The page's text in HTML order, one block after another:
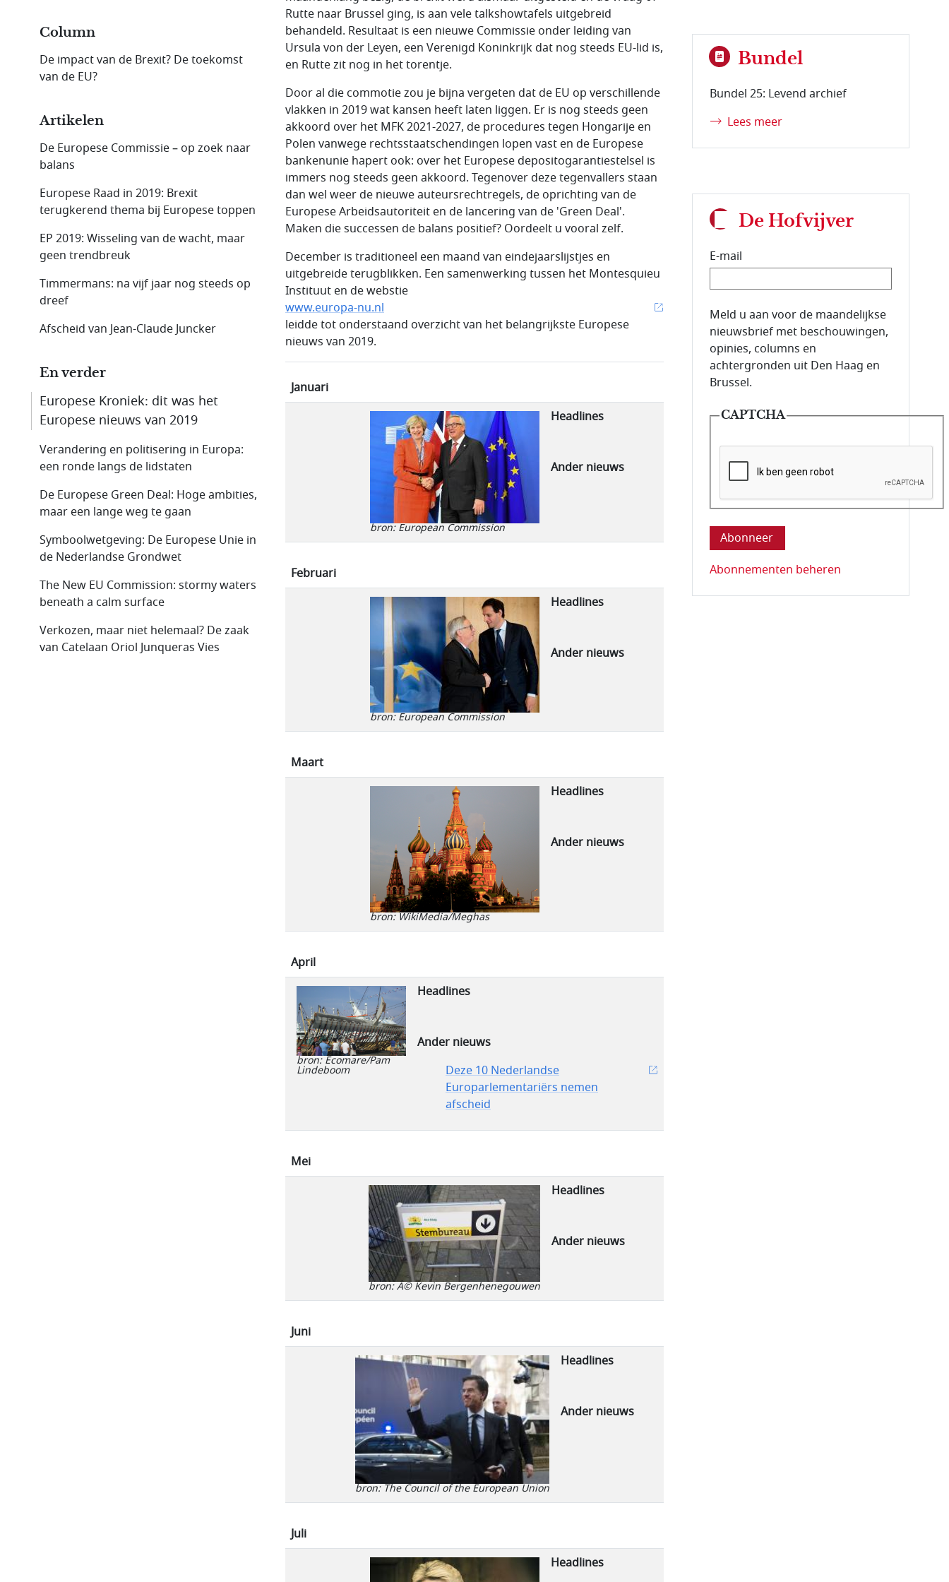
Rutte naar Brussel ging, is aan vele talkshowtafels uitgebreid
behandeld. Resultaat is een nieuwe Commissie onder leiding van
Ursula von der Leyen, een Verenigd Koninkrijk dat nog steeds EU-lid is,
en Rutte zit nog in het torentje.
Door al die commotie zou je bijna vergeten dat de EU op verschillende
vlakken in 2019 wat kansen heeft laten liggen. Er is nog steeds geen
akkoord over het MFK 2021-2027, de procedures tegen Hongarije en
Polen vanwege rechtsstaatschendingen lopen vast en de Europese
bankenunie hapert ook: over het Europese depositogarantiestelsel is
immers nog steeds geen akkoord. Tegenover deze tegenvallers staan
dan wel weer de nieuwe auteursrechtregels, de oprichting van de
Europese Arbeidsautoriteit en de lancering van de 'Green Deal'.
Maken die successen de balans positief? Oordeelt u vooral zelf.
December is traditioneel een maand van eindejaarslijstjes en
uitgebreide terugblikken. Een samenwerking tussen het Montesquieu
Instituut en de webstie
www.europa-nu.nl
leidde tot onderstaand overzicht van het belangrijkste Europese
nieuws van 2019.
Januari
bron: European Commission
Headlines
Ander nieuws
Februari
bron: European Commission
Headlines
Ander nieuws
Maart
bron: WikiMedia/Meghas
Headlines
Ander nieuws
April
bron: Ecomare/Pam
Lindeboom
Headlines
Ander nieuws
Deze 10 Nederlandse
Europarlementariërs nemen
afscheid
Mei
bron: Â© Kevin Bergenhenegouwen
Headlines
Ander nieuws
Juni
bron: The Council of the European Union
Headlines
Ander nieuws
Juli
Headlines
Column
De impact van de Brexit? De toekomst
van de EU?
Artikelen
De Europese Commissie – op zoek naar
balans
Europese Raad in 2019: Brexit
terugkerend thema bij Europese toppen
EP 2019: Wisseling van de wacht, maar
geen trendbreuk
Timmermans: na vijf jaar nog steeds op
dreef
Afscheid van Jean-Claude Juncker
En verder
Europese Kroniek: dit was het
Europese nieuws van 2019
Verandering en politisering in Europa:
een ronde langs de lidstaten
De Europese Green Deal: Hoge ambities,
maar een lange weg te gaan
Symboolwetgeving: De Europese Unie in
de Nederlandse Grondwet
The New EU Commission: stormy waters
beneath a calm surface
Verkozen, maar niet helemaal? De zaak
van Catelaan Oriol Junqueras Vies
Bundel
Bundel 25: Levend archief
Lees meer
De Hofvijver
E-mail
E-mailadres van de abonnee.
Meld u aan voor de maandelijkse
nieuwsbrief met beschouwingen,
opinies, columns en
achtergronden uit Den Haag en
Brussel.
CAPTCHA
Deze vraag is om te controleren dat u
Abonnementen beheren